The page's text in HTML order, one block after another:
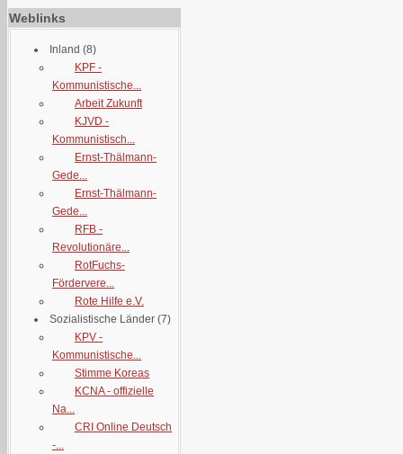
Weblinks
Inland (8)
KPF -
Kommunistische...
Arbeit Zukunft
KJVD -
Kommunistisch...
Ernst-Thälmann-
Gede...
Ernst-Thälmann-
Gede...
RFB -
Revolutionäre...
RotFuchs-
Fördervere...
Rote Hilfe e.V.
Sozialistische Länder (7)
KPV -
Kommunistische...
Stimme Koreas
KCNA - offizielle
Na...
CRI Online Deutsch
-...